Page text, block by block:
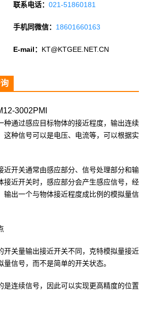
联系电话：021-51860181
手机同微信： 18601660163
E-mail： KT@KTGEE.NET.CN
3002PMI
种通过感应目标物体的接近程度，输出连续
这种信号可以是电压、电流等，可以根据实
近开关通常由感应部分、信号处理部分和输
接近开关时，感应部分会产生感应信号，经
输出一个与物体接近程度成比例的模拟量信
开关量输出接近开关不同，克特模拟量接近
信号，而不是简单的开关状态。
是连续信号，因此可以实现更高精度的位置